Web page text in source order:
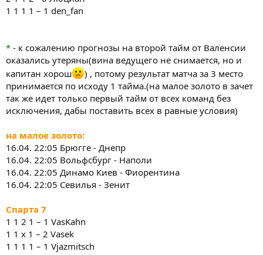
1 1 1 1 – 1 den_fan
* - к сожалению прогнозы на второй тайм от Валенсии
оказались утеряны(вина ведущего не снимается, но и
капитан хорош
) , потому результат матча за 3 место
принимается по исходу 1 тайма.(на малое золото в зачет
так же идет только первый тайм от всех команд без
исключения, дабы поставить всех в равные условия)
на малое золото:
16.04. 22:05 Брюгге - Днепр
16.04. 22:05 Вольфсбург - Наполи
16.04. 22:05 Динамо Киев - Фиорентина
16.04. 22:05 Севилья - Зенит
Спарта 7
1 1 2 1 – 1 VasKahn
1 1 x 1 – 2 Vasek
1 1 1 1 – 1 Vjazmitsch